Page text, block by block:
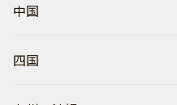
中国
四国